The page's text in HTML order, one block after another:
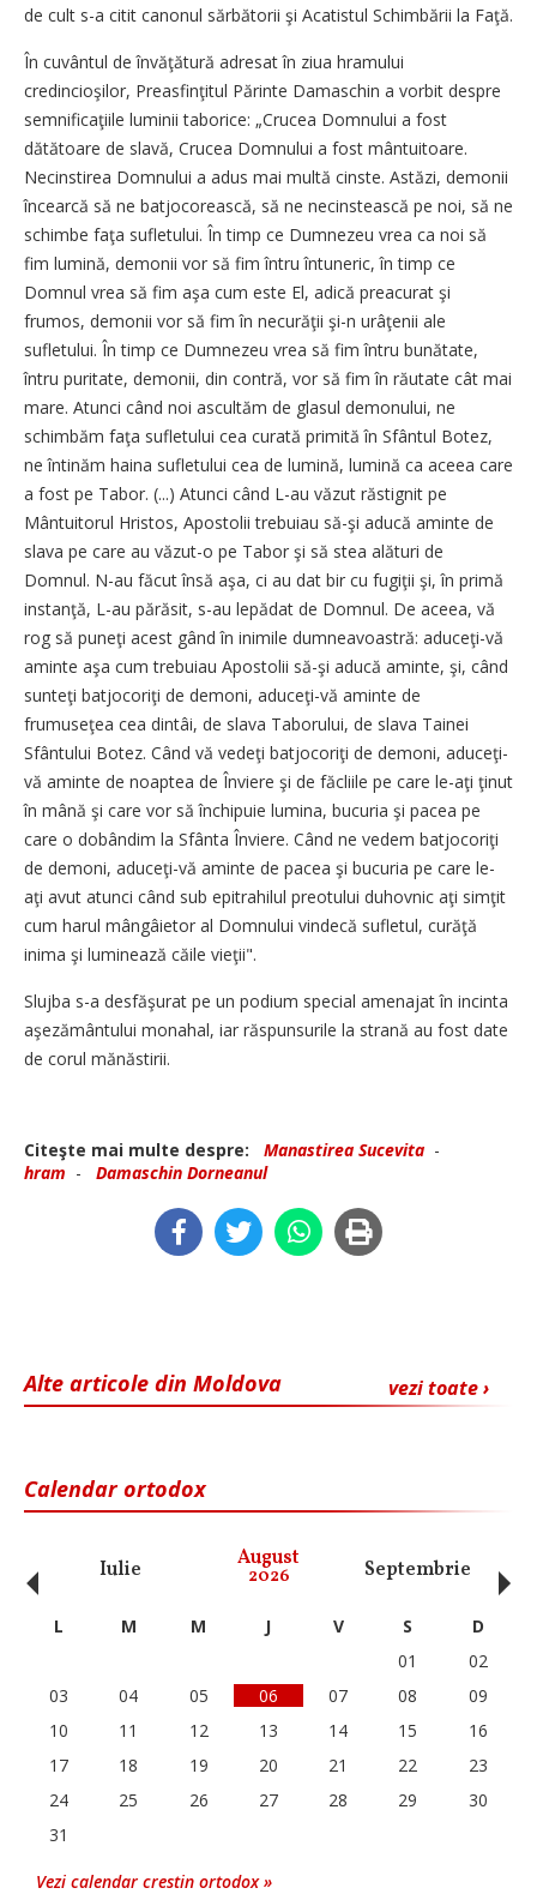
de cult s-a citit canonul sărbătorii şi Acatistul Schimbării la Faţă.
În cuvântul de învăţătură adresat în ziua hramului
credincioşilor, Preasfinţitul Părinte Damaschin a vorbit despre
semnificaţiile luminii taborice: „Crucea Domnului a fost
dătătoare de slavă, Crucea Domnului a fost mântuitoare.
Necinstirea Domnului a adus mai multă cinste. Astăzi, demonii
încearcă să ne batjocorească, să ne necinstească pe noi, să ne
schimbe faţa sufletului. În timp ce Dumnezeu vrea ca noi să
fim lumină, demonii vor să fim întru întuneric, în timp ce
Domnul vrea să fim aşa cum este El, adică preacurat şi
frumos, demonii vor să fim în necurăţii şi-n urâţenii ale
sufletului. În timp ce Dumnezeu vrea să fim întru bunătate,
întru puritate, demonii, din contră, vor să fim în răutate cât mai
mare. Atunci când noi ascultăm de glasul demonului, ne
schimbăm faţa sufletului cea curată primită în Sfântul Botez,
ne întinăm haina sufletului cea de lumină, lumină ca aceea care
a fost pe Tabor. (...) Atunci când L-au văzut răstignit pe
Mântuitorul Hristos, Apostolii trebuiau să-şi aducă aminte de
slava pe care au văzut-o pe Tabor şi să stea alături de
Domnul. N-au făcut însă aşa, ci au dat bir cu fugiţii şi, în primă
instanţă, L-au părăsit, s-au lepădat de Domnul. De aceea, vă
rog să puneţi acest gând în inimile dumneavoastră: aduceţi-vă
aminte aşa cum trebuiau Apostolii să-şi aducă aminte, şi, când
sunteţi batjocoriţi de demoni, aduceţi-vă aminte de
frumuseţea cea dintâi, de slava Taborului, de slava Tainei
Sfântului Botez. Când vă vedeţi batjocoriţi de demoni, aduceţi-
vă aminte de noaptea de Înviere şi de făcliile pe care le-aţi ţinut
în mână şi care vor să închipuie lumina, bucuria şi pacea pe
care o dobândim la Sfânta Înviere. Când ne vedem batjocoriţi
de demoni, aduceţi-vă aminte de pacea şi bucuria pe care le-
aţi avut atunci când sub epitrahilul preotului duhovnic aţi simţit
cum harul mângâietor al Domnului vindecă sufletul, curăţă
inima şi luminează căile vieţii".
Slujba s-a desfăşurat pe un podium special amenajat în incinta
aşezământului monahal, iar răspunsurile la strană au fost date
de corul mănăstirii.
Citeşte mai multe despre: Manastirea Sucevita -
hram - Damaschin Dorneanul
vezi toate ›
Alte articole din Moldova
Calendar ortodox
Iulie August
2026 Septembrie
‹ L M M J V S
D
01
02
03
04 05 06 07 08
09
10
11 12 13 14 15
16
17
18 19 20 21 22
23
24
25 26 27 28 29
30
31
Vezi calendar crestin ortodox »